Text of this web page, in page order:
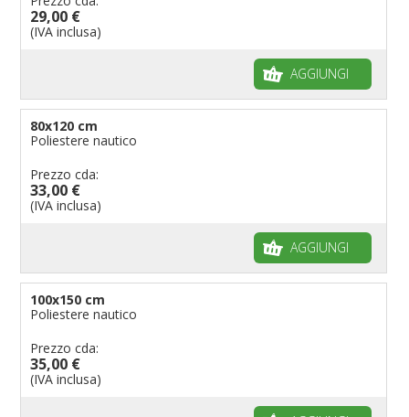
29,00 €
(IVA inclusa)
AGGIUNGI
80x120 cm
Poliestere nautico
Prezzo cda:
33,00 €
(IVA inclusa)
AGGIUNGI
100x150 cm
Poliestere nautico
Prezzo cda:
35,00 €
(IVA inclusa)